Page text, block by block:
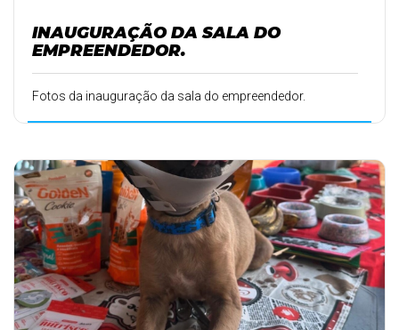
INAUGURAÇÃO DA SALA DO
EMPREENDEDOR.
Fotos da inauguração da sala do empreendedor.